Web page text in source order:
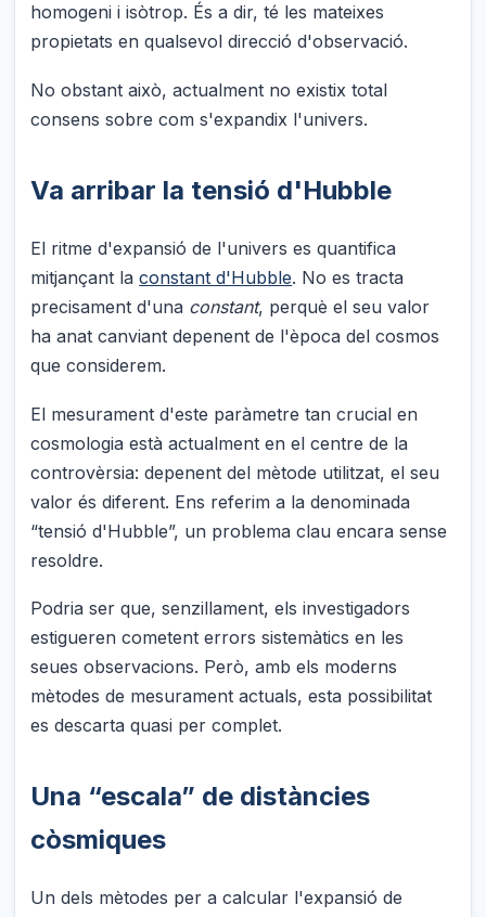
homogeni i isòtrop. És a dir, té les mateixes
propietats en qualsevol direcció d'observació.
No obstant això, actualment no existix total
consens sobre com s'expandix l'univers.
Va arribar la tensió d'Hubble
El ritme d'expansió de l'univers es quantifica
mitjançant laconstant d'Hubble. No es tracta
precisament d'una constant, perquè el seu valor
ha anat canviant depenent de l'època del cosmos
que considerem.
El mesurament d'este paràmetre tan crucial en
cosmologia està actualment en el centre de la
controvèrsia: depenent del mètode utilitzat, el seu
valor és diferent. Ens referim a la denominada
“tensió d'Hubble”, un problema clau encara sense
resoldre.
Podria ser que, senzillament, els investigadors
estigueren cometent errors sistemàtics en les
seues observacions. Però, amb els moderns
mètodes de mesurament actuals, esta possibilitat
es descarta quasi per complet.
Una “escala” de distàncies
còsmiques
Un dels mètodes per a calcular l'expansió de